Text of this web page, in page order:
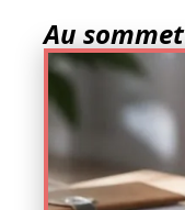
Au sommet